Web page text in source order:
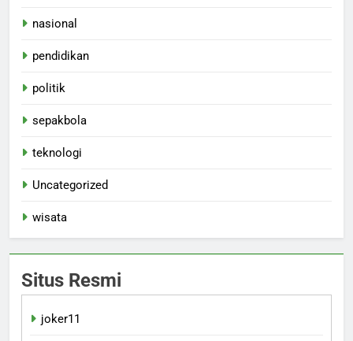
nasional
pendidikan
politik
sepakbola
teknologi
Uncategorized
wisata
Situs Resmi
joker11